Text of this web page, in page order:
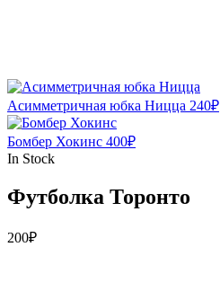
Асимметричная юбка Ницца 240₽
Бомбер Хокинс 400₽
In Stock
Футболка Торонто
200₽